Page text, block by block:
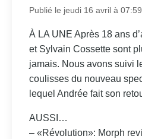
Publié le jeudi 16 avril à 07:59
À LA UNE Après 18 ans
et Sylvain Cossette sont
jamais. Nous avons suivi
coulisses du nouveau
lequel Andrée fait son
AUSSI…
– «Révolution»: Morph